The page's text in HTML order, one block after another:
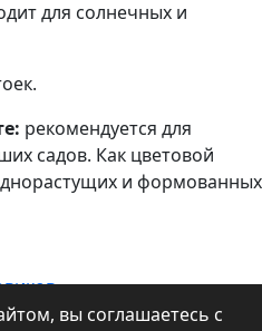
для солнечных и
рекомендуется для
садов. Как цветовой
и формованных
вы соглашаетесь с